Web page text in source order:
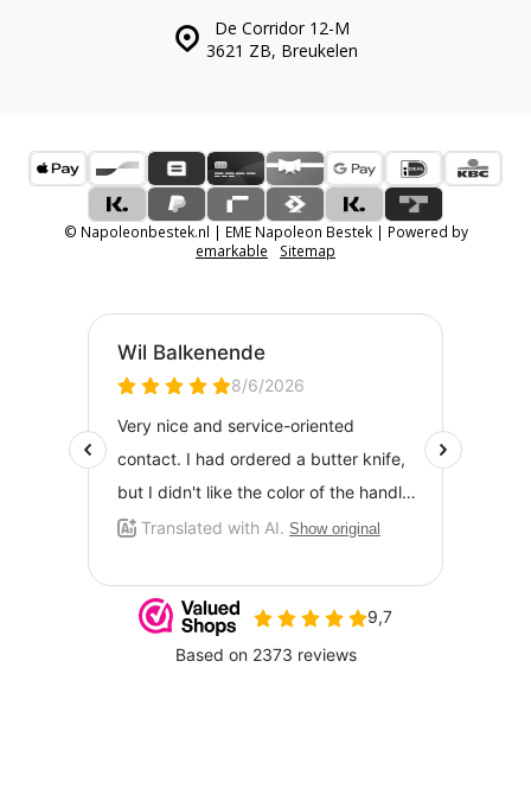
De Corridor 12-M
3621 ZB, Breukelen
© Napoleonbestek.nl | EME Napoleon Bestek | Powered by
emarkable
Sitemap